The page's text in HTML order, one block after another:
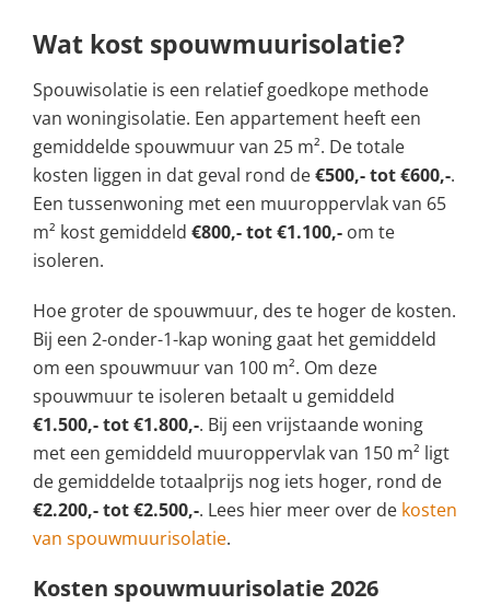
Wat kost spouwmuurisolatie?
Spouwisolatie is een relatief goedkope methode
van woningisolatie. Een appartement heeft een
gemiddelde spouwmuur van 25 m². De totale
kosten liggen in dat geval rond de€500,- tot €600,-.
Een tussenwoning met een muuroppervlak van 65
m² kost gemiddeld €800,- tot €1.100,- om te
isoleren.
Hoe groter de spouwmuur, des te hoger de kosten.
Bij een 2-onder-1-kap woning gaat het gemiddeld
om een spouwmuur van 100 m². Om deze
spouwmuur te isoleren betaalt u gemiddeld
€1.500,- tot €1.800,-. Bij een vrijstaande woning
met een gemiddeld muuroppervlak van 150 m² ligt
de gemiddelde totaalprijs nog iets hoger, rond de
€2.200,- tot €2.500,-. Lees hier meer over de kosten
van spouwmuurisolatie.
Kosten spouwmuurisolatie 2026